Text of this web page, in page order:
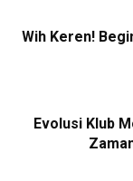
Wih Keren!
Evolusi Klub